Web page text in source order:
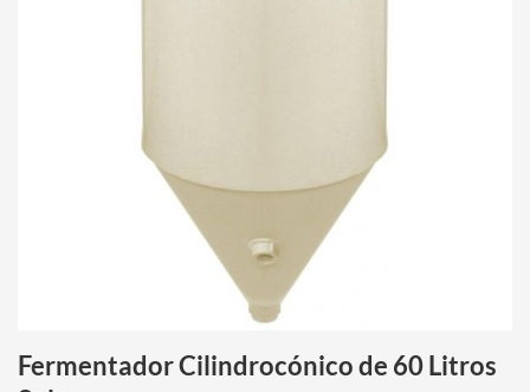
Fermentador Cilindrocónico de 60 Litros